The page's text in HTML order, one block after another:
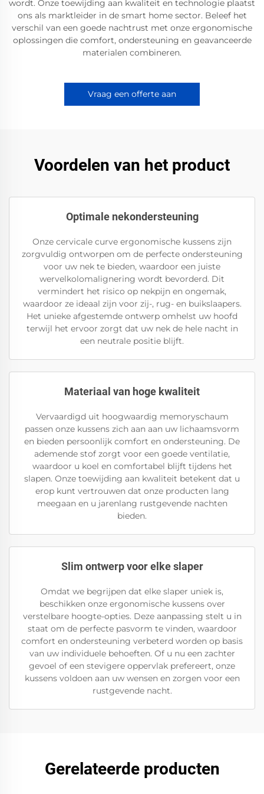
wordt. Onze toewijding aan kwaliteit en technologie plaatst
ons als marktleider in de smart home sector. Beleef het
verschil van een goede nachtrust met onze ergonomische
oplossingen die comfort, ondersteuning en geavanceerde
materialen combineren.
Vraag een offerte aan
Voordelen van het product
Optimale nekondersteuning
Onze cervicale curve ergonomische kussens zijn
zorgvuldig ontworpen om de perfecte ondersteuning
voor uw nek te bieden, waardoor een juiste
wervelkolomalignering wordt bevorderd. Dit
vermindert het risico op nekpijn en ongemak,
waardoor ze ideaal zijn voor zij-, rug- en buikslaapers.
Het unieke afgestemde ontwerp omhelst uw hoofd
terwijl het ervoor zorgt dat uw nek de hele nacht in
een neutrale positie blijft.
Materiaal van hoge kwaliteit
Vervaardigd uit hoogwaardig memoryschaum
passen onze kussens zich aan aan uw lichaamsvorm
en bieden persoonlijk comfort en ondersteuning. De
ademende stof zorgt voor een goede ventilatie,
waardoor u koel en comfortabel blijft tijdens het
slapen. Onze toewijding aan kwaliteit betekent dat u
erop kunt vertrouwen dat onze producten lang
meegaan en u jarenlang rustgevende nachten
bieden.
Slim ontwerp voor elke slaper
Omdat we begrijpen dat elke slaper uniek is,
beschikken onze ergonomische kussens over
verstelbare hoogte-opties. Deze aanpassing stelt u in
staat om de perfecte pasvorm te vinden, waardoor
comfort en ondersteuning verbeterd worden op basis
van uw individuele behoeften. Of u nu een zachter
gevoel of een stevigere oppervlak prefereert, onze
kussens voldoen aan uw wensen en zorgen voor een
rustgevende nacht.
Gerelateerde producten